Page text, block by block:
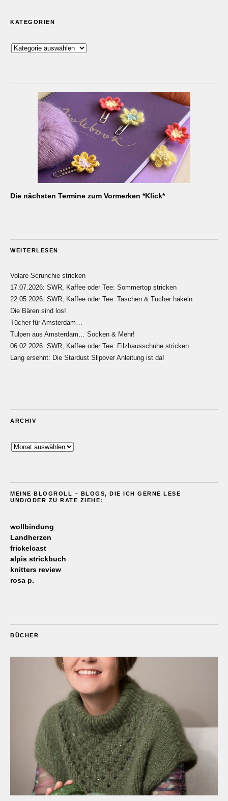
KATEGORIEN
Kategorien
Die nächsten Termine zum Vormerken *Klick*
WEITERLESEN
Volare-Scrunchie stricken
17.07.2026: SWR, Kaffee oder Tee: Sommertop stricken
22.05.2026: SWR, Kaffee oder Tee: Taschen & Tücher häkeln
Die Bären sind los!
Tücher für Amsterdam…
Tulpen aus Amsterdam… Socken & Mehr!
06.02.2026: SWR, Kaffee oder Tee: Filzhausschuhe stricken
Lang ersehnt: Die Stardust Slipover Anleitung ist da!
ARCHIV
Archiv
MEINE BLOGROLL – BLOGS, DIE ICH GERNE LESE
UND/ODER ZU RATE ZIEHE:
wollbindung
Landherzen
frickelcast
alpis strickbuch
knitters review
rosa p.
BÜCHER